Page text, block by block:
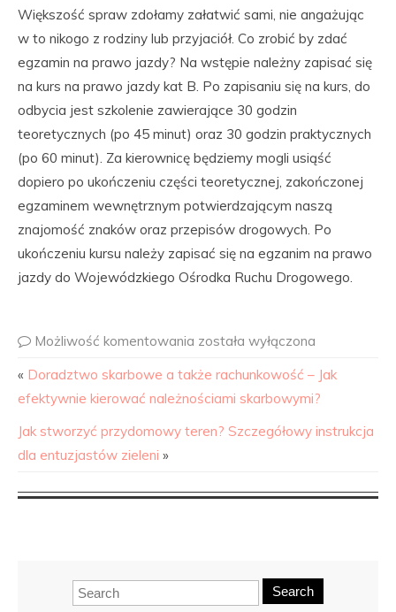
Większość spraw zdołamy załatwić sami, nie angażując
w to nikogo z rodziny lub przyjaciół. Co zrobić by zdać
egzamin na prawo jazdy? Na wstępie należny zapisać się
na kurs na prawo jazdy kat B. Po zapisaniu się na kurs, do
odbycia jest szkolenie zawierające 30 godzin
teoretycznych (po 45 minut) oraz 30 godzin praktycznych
(po 60 minut). Za kierownicę będziemy mogli usiąść
dopiero po ukończeniu części teoretycznej, zakończonej
egzaminem wewnętrznym potwierdzającym naszą
znajomość znaków oraz przepisów drogowych. Po
ukończeniu kursu należy zapisać się na egzanim na prawo
jazdy do Wojewódzkiego Ośrodka Ruchu Drogowego.
Możliwość komentowania została wyłączona
« Doradztwo skarbowe a także rachunkowość – Jak
efektywnie kierować należnościami skarbowymi?
Jak stworzyć przydomowy teren? Szczegółowy instrukcja
dla entuzjastów zieleni »
Search